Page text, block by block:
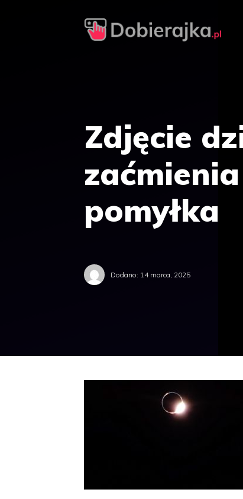
Zdjęcie
pomyłka
Dodano: 14 marca, 2025